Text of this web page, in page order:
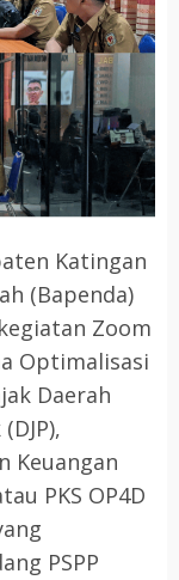
Katingan
(Bapenda)
Zoom
Optimalisasi
Daerah
Keuangan
PKS OP4D
PSPP